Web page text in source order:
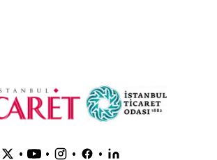
• • • •